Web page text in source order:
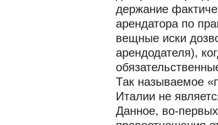
держание
арендатора по
вещные иски
арендодателя),
Так называемое
Италии не
Данное, во-